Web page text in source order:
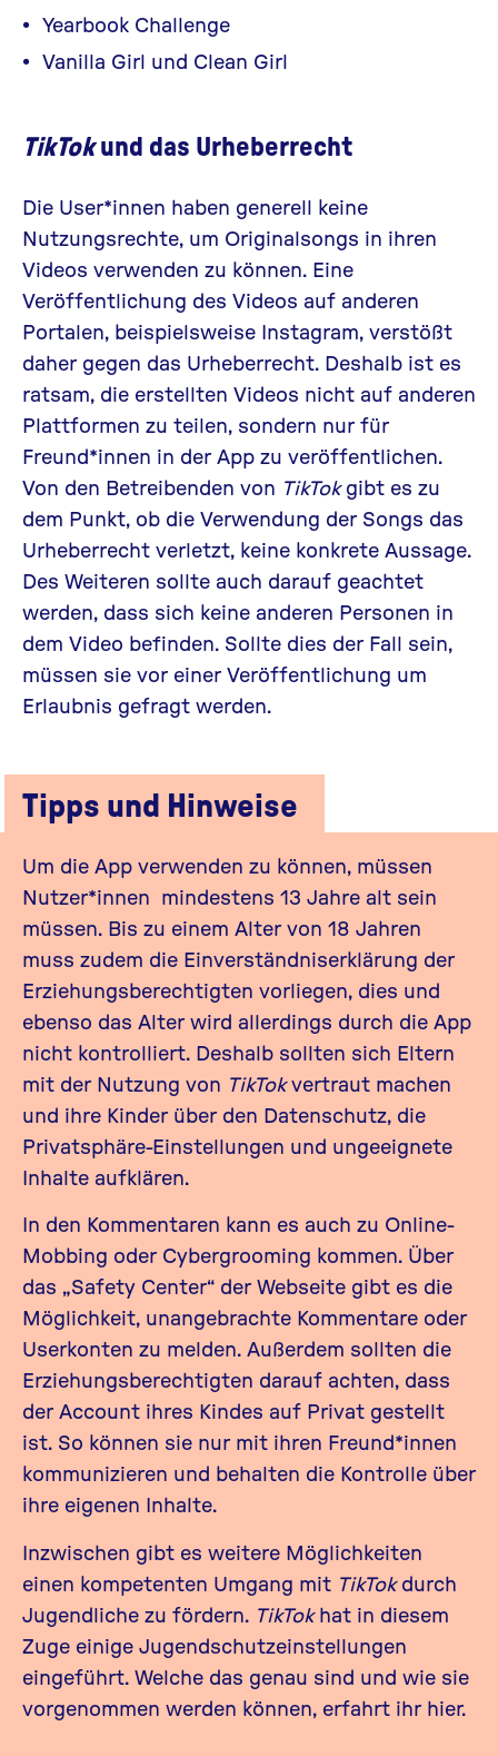
Yearbook Challenge
Vanilla Girl und Clean Girl
TikTokund das Urheberrecht
Die User*innen haben generell keine
Nutzungsrechte, um Originalsongs in ihren
Videos verwenden zu können. Eine
Veröffentlichung des Videos auf anderen
Portalen, beispielsweise Instagram, verstößt
daher gegen das Urheberrecht. Deshalb ist es
ratsam, die erstellten Videos nicht auf anderen
Plattformen zu teilen, sondern nur für
Freund*innen in der App zu veröffentlichen.
Von den Betreibenden von TikTokgibt es zu
dem Punkt, ob die Verwendung der Songs das
Urheberrecht verletzt, keine konkrete Aussage.
Des Weiteren sollte auch darauf geachtet
werden, dass sich keine anderen Personen in
dem Video befinden. Sollte dies der Fall sein,
müssen sie vor einer Veröffentlichung um
Erlaubnis gefragt werden.
Tipps und Hinweise
Um die App verwenden zu können, müssen
Nutzer*innen mindestens 13 Jahre alt sein
müssen. Bis zu einem Alter von 18 Jahren
muss zudem die Einverständniserklärung der
Erziehungsberechtigten vorliegen, dies und
ebenso das Alter wird allerdings durch die App
nicht kontrolliert. Deshalb sollten sich Eltern
mit der Nutzung von TikTokvertraut machen
und ihre Kinder über den Datenschutz, die
Privatsphäre-Einstellungen und ungeeignete
Inhalte aufklären.
In den Kommentaren kann es auch zu Online-
Mobbing oder Cybergrooming kommen. Über
das „Safety Center“ der Webseite gibt es die
Möglichkeit, unangebrachte Kommentare oder
Userkonten zu melden. Außerdem sollten die
Erziehungsberechtigten darauf achten, dass
der Account ihres Kindes auf Privat gestellt
ist. So können sie nur mit ihren Freund*innen
kommunizieren und behalten die Kontrolle über
ihre eigenen Inhalte.
Inzwischen gibt es weitere Möglichkeiten
einen kompetenten Umgang mit TikTokdurch
Jugendliche zu fördern. TikTokhat in diesem
Zuge einige Jugendschutzeinstellungen
eingeführt. Welche das genau sind und wie sie
vorgenommen werden können, erfahrt ihr hier.